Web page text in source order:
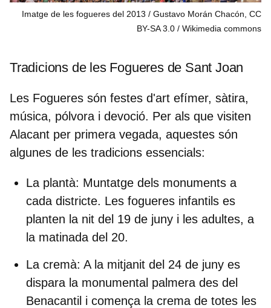
Imatge de les fogueres del 2013 / Gustavo Morán Chacón, CC
BY-SA 3.0
Wikimedia commons
Tradicions de les Fogueres de Sant Joan
Les Fogueres són festes d'art efímer, sàtira,
música, pólvora i devoció. Per als que visiten
Alacant per primera vegada, aquestes són
algunes de les tradicions essencials:
La plantà: Muntatge dels monuments a
cada districte. Les fogueres infantils es
planten la nit del 19 de juny i les adultes, a
la matinada del 20.
La cremà: A la mitjanit del 24 de juny es
dispara la monumental palmera des del
Benacantil i comença la crema de totes les